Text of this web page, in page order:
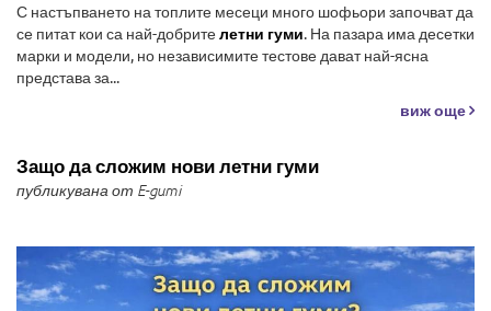
С настъпването на топлите месеци много шофьори започват да
се питат кои са най-добрителетни гуми. На пазара има десетки
марки и модели, но независимите тестове дават най-ясна
представа за...
виж още
Защо да сложим нови летни гуми
публикувана от E-gumi